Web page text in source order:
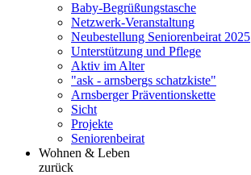
Baby-Begrüßungstasche
Netzwerk-Veranstaltung
Neubestellung Seniorenbeirat 2025
Unterstützung und Pflege
Aktiv im Alter
"ask - arnsbergs schatzkiste"
Arnsberger Präventionskette
Sicht
Projekte
Seniorenbeirat
Wohnen & Leben
zurück